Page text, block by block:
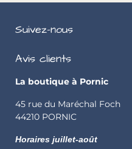
Suivez-nous
Avis clients
La boutique à Pornic
45 rue du Maréchal Foch
44210 PORNIC
Horaires juillet-août